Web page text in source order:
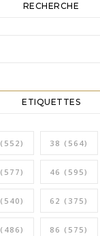
RECHERCHE
ETIQUETTES
(552) 38 (564)
(577) 46 (595)
(540) 62 (375)
(486) 86 (575)